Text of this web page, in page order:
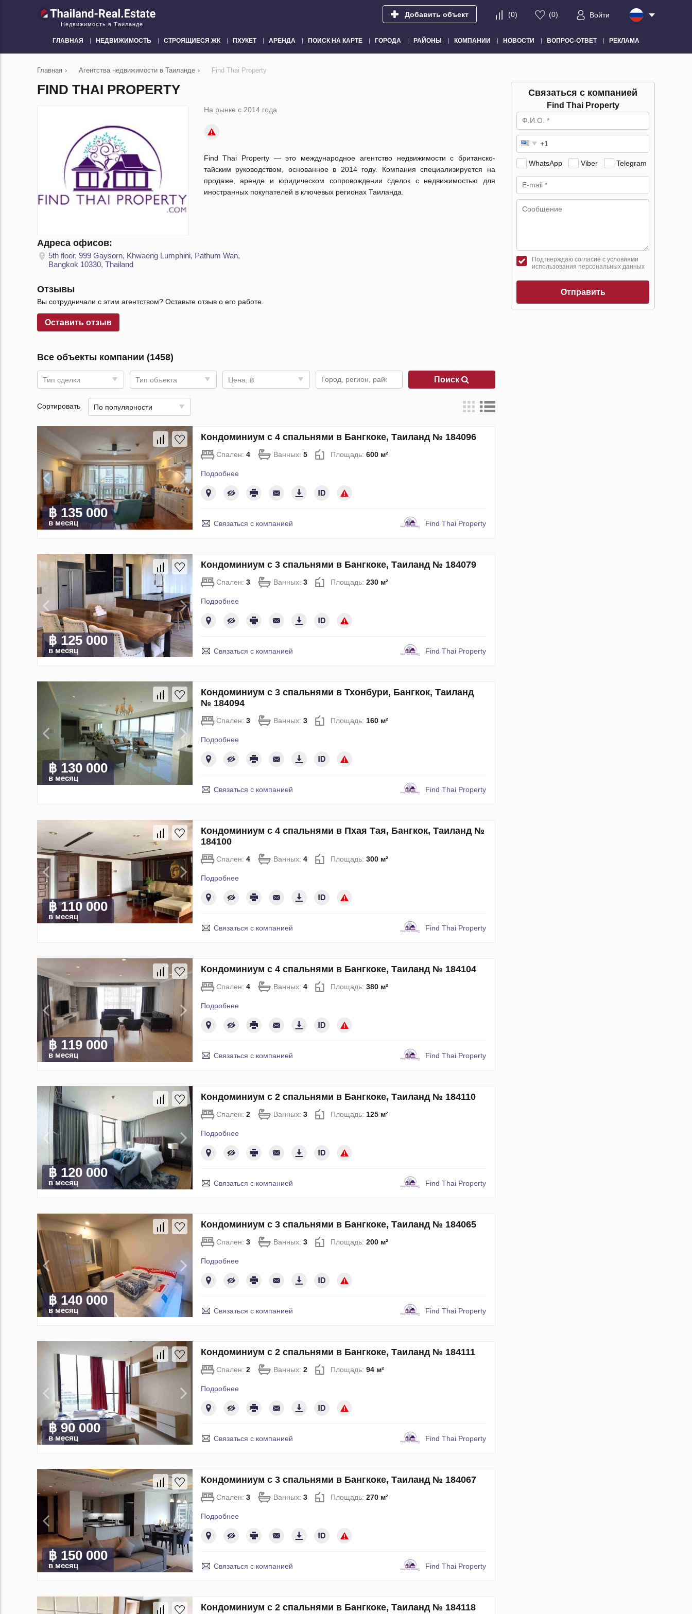
Недвижимость в Таиланде
Добавить объект (0) (0) Войти
ГЛАВНАЯ НЕДВИЖИМОСТЬ СТРОЯЩИЕСЯ ЖК ПХУКЕТ АРЕНДА ПОИСК НА КАРТЕ ГОРОДА РАЙОНЫ КОМПАНИИ НОВОСТИ ВОПРОС-ОТВЕТ РЕКЛАМА
Главная › Агентства недвижимости в Таиланде › Find Thai Property
FIND THAI PROPERTY
На рынке с 2014 года
Find Thai Property — это международное агентство недвижимости с британско-
тайским руководством, основанное в 2014 году. Компания специализируется на
продаже, аренде и юридическом сопровождении сделок с недвижимостью для
иностранных покупателей в ключевых регионах Таиланда.
Адреса офисов:
5th floor, 999 Gaysorn, Khwaeng Lumphini, Pathum Wan,
Bangkok 10330, Thailand
Отзывы
Вы сотрудничали с этим агентством? Оставьте отзыв о его работе.
Оставить отзыв
Все объекты компании (1458)
Тип сделки Тип объекта Цена, ฿ Поиск
Сортировать По популярности
฿ 135 000
в месяц
Кондоминиум с 4 спальнями в Бангкоке, Таиланд № 184096
Спален: 4 Ванных: 5 Площадь: 600 м²
Подробнее
Связаться с компанией Find Thai Property
฿ 125 000
в месяц
Кондоминиум с 3 спальнями в Бангкоке, Таиланд № 184079
Спален: 3 Ванных: 3 Площадь: 230 м²
Подробнее
Связаться с компанией Find Thai Property
฿ 130 000
в месяц
Кондоминиум с 3 спальнями в Тхонбури, Бангкок, Таиланд
№ 184094
Спален: 3 Ванных: 3 Площадь: 160 м²
Подробнее
Связаться с компанией Find Thai Property
฿ 110 000
в месяц
Кондоминиум с 4 спальнями в Пхая Тая, Бангкок, Таиланд №
184100
Спален: 4 Ванных: 4 Площадь: 300 м²
Подробнее
Связаться с компанией Find Thai Property
฿ 119 000
в месяц
Кондоминиум с 4 спальнями в Бангкоке, Таиланд № 184104
Спален: 4 Ванных: 4 Площадь: 380 м²
Подробнее
Связаться с компанией Find Thai Property
฿ 120 000
в месяц
Кондоминиум с 2 спальнями в Бангкоке, Таиланд № 184110
Спален: 2 Ванных: 3 Площадь: 125 м²
Подробнее
Связаться с компанией Find Thai Property
฿ 140 000
в месяц
Кондоминиум с 3 спальнями в Бангкоке, Таиланд № 184065
Спален: 3 Ванных: 3 Площадь: 200 м²
Подробнее
Связаться с компанией Find Thai Property
฿ 90 000
в месяц
Кондоминиум с 2 спальнями в Бангкоке, Таиланд № 184111
Спален: 2 Ванных: 2 Площадь: 94 м²
Подробнее
Связаться с компанией Find Thai Property
฿ 150 000
в месяц
Кондоминиум с 3 спальнями в Бангкоке, Таиланд № 184067
Спален: 3 Ванных: 3 Площадь: 270 м²
Подробнее
Связаться с компанией Find Thai Property
Кондоминиум с 2 спальнями в Бангкоке, Таиланд № 184118
Связаться с компанией
Find Thai Property
WhatsApp Viber Telegram
Подтверждаю согласие с условиями
использования персональных данных
Отправить